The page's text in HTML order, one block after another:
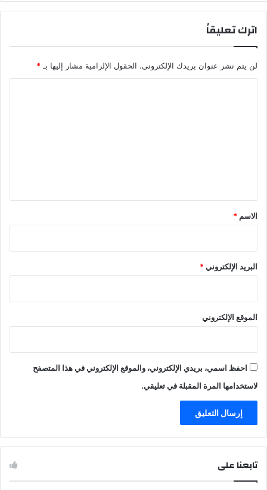
اترك تعليقاً
لن يتم نشر عنوان بريدك الإلكتروني. الحقول الإلزامية مشار إليها بـ *
*
الاسم *
البريد الإلكتروني*
الموقع الإلكتروني
احفظ اسمي، بريدي الإلكتروني، والموقع الإلكتروني في هذا المتصفح
لاستخدامها المرة المقبلة في تعليقي.
تابعنا على